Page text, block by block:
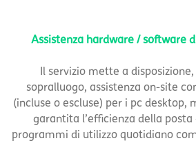
Assistenza hardware / software
Il servizio mette a
sopralluogo, assistenza on-site
(incluse o escluse) per i pc desktop,
garantita l’efficienza della
programmi di utilizzo quotidiano